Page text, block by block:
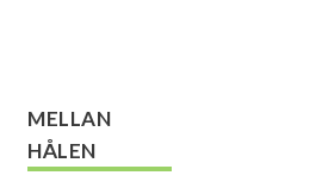
MELLAN
HÅLEN